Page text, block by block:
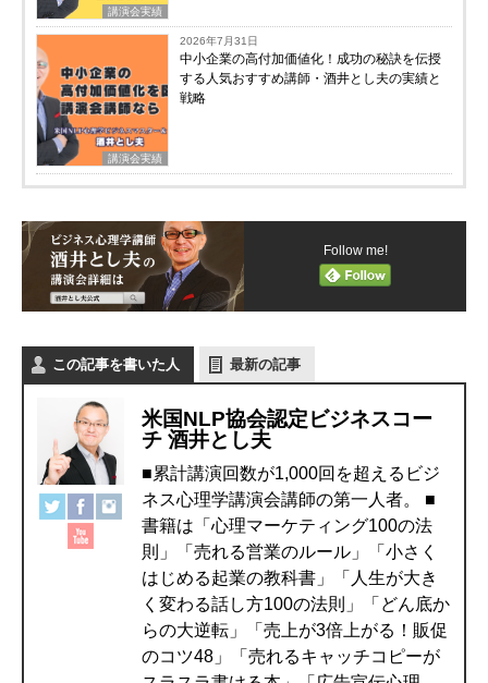
講演会実績
講演会実績
2026年7月31日
中小企業の高付加価値化！成功の秘訣を伝授
する人気おすすめ講師・酒井とし夫の実績と
戦略
Follow me!
この記事を書いた人 最新の記事
米国NLP協会認定ビジネスコー
チ 酒井とし夫
■累計講演回数が1,000回を超えるビジ
ネス心理学講演会講師の第一人者。 ■
書籍は「心理マーケティング100の法
則」「売れる営業のルール」「小さく
はじめる起業の教科書」「人生が大き
く変わる話し方100の法則」「どん底か
らの大逆転」「売上が3倍上がる！販促
のコツ48」「売れるキャッチコピーが